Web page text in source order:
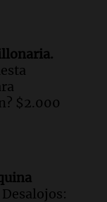
$2.000
Desalojos: